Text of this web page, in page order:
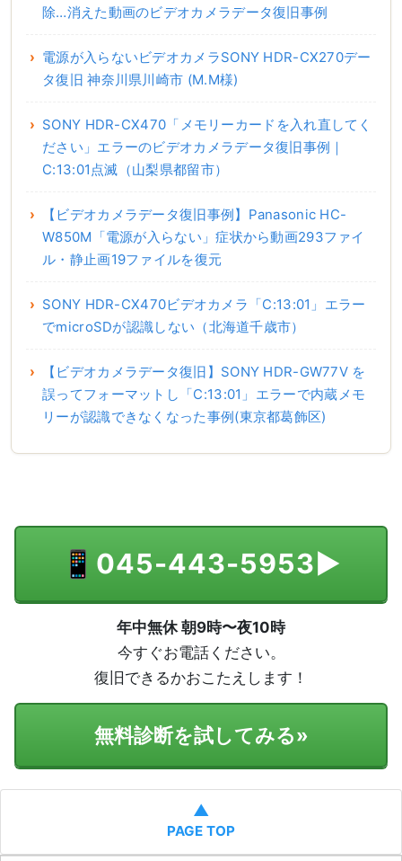
除…消えた動画のビデオカメラデータ復旧事例
電源が入らないビデオカメラSONY HDR-CX270デー
タ復旧 神奈川県川崎市 (M.M様)
SONY HDR-CX470「メモリーカードを入れ直してく
ださい」エラーのビデオカメラデータ復旧事例｜
C:13:01点滅（山梨県都留市）
【ビデオカメラデータ復旧事例】Panasonic HC-
W850M「電源が入らない」症状から動画293ファイ
ル・静止画19ファイルを復元
SONY HDR-CX470ビデオカメラ「C:13:01」エラー
でmicroSDが認識しない（北海道千歳市）
【ビデオカメラデータ復旧】SONY HDR-GW77V を
誤ってフォーマットし「C:13:01」エラーで内蔵メモ
リーが認識できなくなった事例(東京都葛飾区)
📱 045-443-5953▶
年中無休 朝9時〜夜10時
今すぐお電話ください。
復旧できるかおこたえします！
無料診断を試してみる»
▲
PAGE TOP